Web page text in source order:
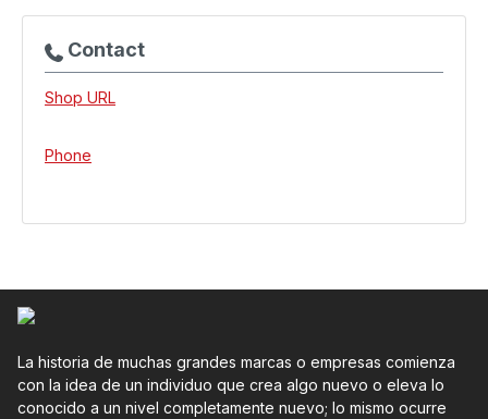
Contact
Shop URL
Phone
La historia de muchas grandes marcas o empresas comienza
con la idea de un individuo que crea algo nuevo o eleva lo
conocido a un nivel completamente nuevo; lo mismo ocurre